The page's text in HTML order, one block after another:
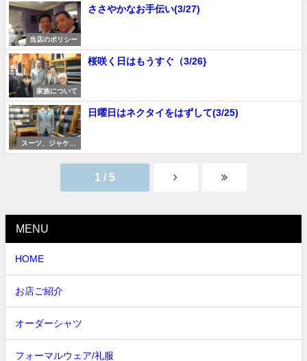
当店のポリシー
ささやかなお手伝い(3/27)
家族について
桜咲く日はもうすぐ（3/26}
スーツ、ジャケッ
トの着こなし
日曜日はネクタイをはずして(3/25)
1 / 5
MENU
HOME
お店ご紹介
オーダーシャツ
フォーマルウェア/礼服